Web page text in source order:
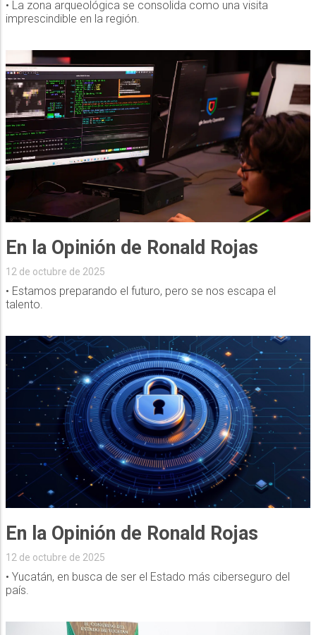
• La zona arqueológica se consolida como una visita
imprescindible en la región.
En la Opinión de Ronald Rojas
12 de octubre de 2025
• Estamos preparando el futuro, pero se nos escapa el
talento.
En la Opinión de Ronald Rojas
12 de octubre de 2025
• Yucatán, en busca de ser el Estado más ciberseguro del
país.